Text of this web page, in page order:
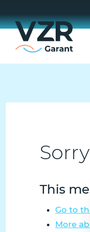
This
Go to
More